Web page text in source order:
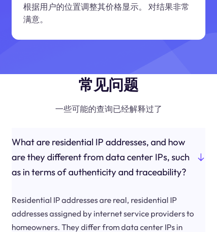
根据用户的位置调整其价格显示。 对结果非常
满意。
常见问题
一些可能的查询已经解释过了
What are residential IP addresses, and how
are they different from data center IPs, such
as in terms of authenticity and traceability?
Residential IP addresses are real, residential IP
addresses assigned by internet service providers to
homeowners. They differ from data center IPs in